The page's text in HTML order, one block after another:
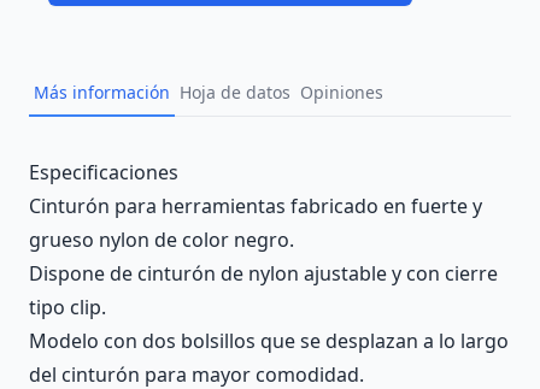
Más información Hoja de datos Opiniones
Description
Especificaciones
Cinturón para herramientas fabricado en fuerte y
grueso nylon de color negro.
Dispone de cinturón de nylon ajustable y con cierre
tipo clip.
Modelo con dos bolsillos que se desplazan a lo largo
del cinturón para mayor comodidad.